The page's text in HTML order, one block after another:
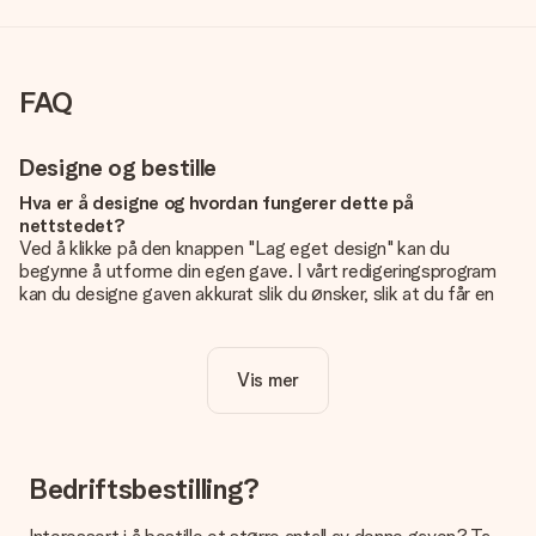
FAQ
Designe og bestille
Hva er å designe og hvordan fungerer dette på
nettstedet?
Ved å klikke på den knappen "Lag eget design" kan du
begynne å utforme din egen gave. I vårt redigeringsprogram
kan du designe gaven akkurat slik du ønsker, slik at du får en
å gjøre gaven din helt unik.
Er eget design inkludert i prisen?
Hvordan vet jeg om bildt mitt er av riktig kvalitet?
Vis mer
Bedriftsbestilling?